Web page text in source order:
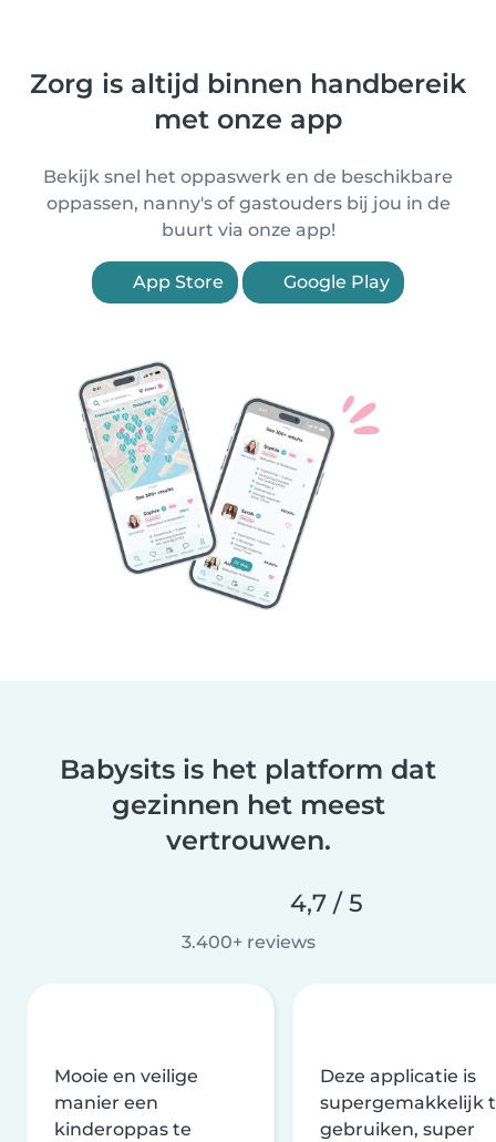
Zorg is altijd binnen handbereik
met onze app
Bekijk snel het oppaswerk en de beschikbare
oppassen, nanny's of gastouders bij jou in de
buurt via onze app!
App Store Google Play
Babysits is het platform dat
gezinnen het meest
vertrouwen.
4,7 / 5
3.400+ reviews
Mooie en veilige
manier een
kinderoppas te
Deze applicatie is
supergemakkelijk
gebruiken, super